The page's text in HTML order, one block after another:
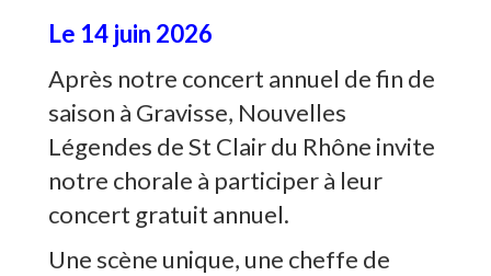
Le 14 juin 2026
Après notre concert annuel de fin de
saison à Gravisse, Nouvelles
Légendes de St Clair du Rhône invite
notre chorale à participer à leur
concert gratuit annuel.
Une scène unique, une cheffe de